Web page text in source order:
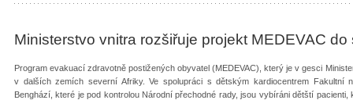
Ministerstvo vnitra rozšiřuje projekt MEDEVAC do
Program evakuací zdravotně postižených obyvatel (MEDEVAC), který je v gesci
v dalších zemích severní Afriky. Ve spolupráci s dětským kardiocentrem Fakultní
Benghází, které je pod kontrolou Národní přechodné rady, jsou vybíráni dětští